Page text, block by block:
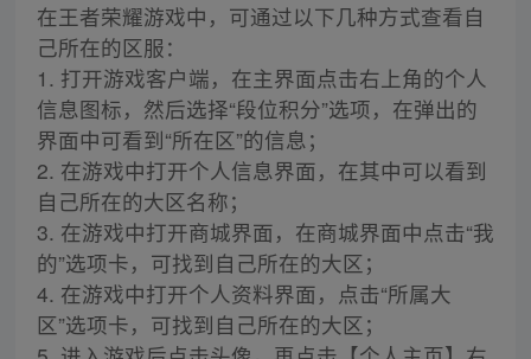
在王者荣耀游戏中，可通过以下几种方式查看自
己所在的区服：
1. 打开游戏客户端，在主界面点击右上角的个人
信息图标，然后选择“段位积分”选项，在弹出的
界面中可看到“所在区”的信息；
2. 在游戏中打开个人信息界面，在其中可以看到
自己所在的大区名称；
3. 在游戏中打开商城界面，在商城界面中点击“我
的”选项卡，可找到自己所在的大区；
4. 在游戏中打开个人资料界面，点击“所属大
区”选项卡，可找到自己所在的大区；